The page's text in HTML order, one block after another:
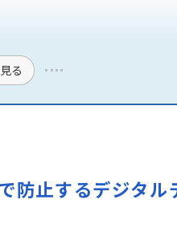
る
止するデジタル